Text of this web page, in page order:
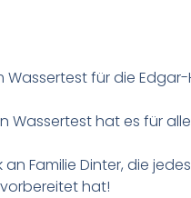
für die
Wassertest hat es für
Familie Dinter, die
hat!